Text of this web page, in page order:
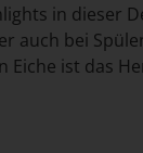
in dieser
auch bei
ist das